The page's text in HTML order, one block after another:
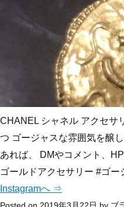
CHANEL シャネル アクセサ
つ ゴージャスな雰囲気を醸
あれば、 DMやコメント、
ゴールドアクセサリー #ゴ
Instagramへ ⇒